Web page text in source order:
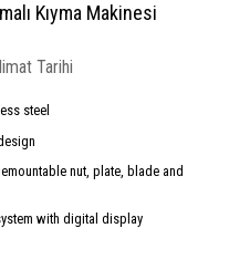
Kıyma Makinesi
Tarihi
steel
nut, plate, blade and
with digital display